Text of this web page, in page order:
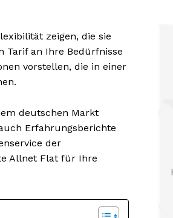
zeigen, die sie
Tarif an Ihre Bedürfnisse
vorstellen, die in einer
deutschen Markt
Erfahrungsberichte
der
Allnet Flat für Ihre